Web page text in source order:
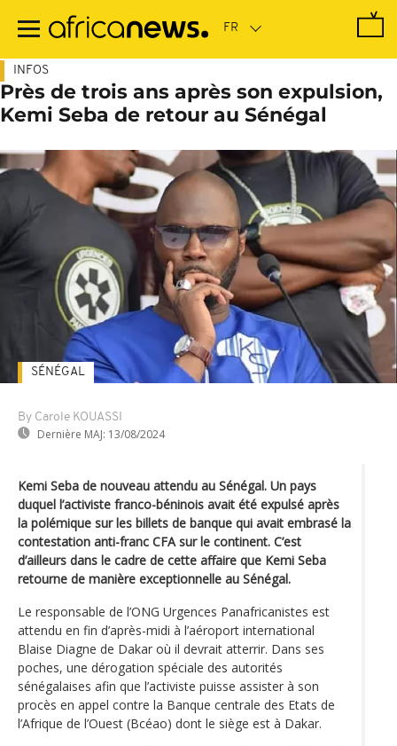
contenu
INFOS
Près de trois ans après son expulsion,
Kemi Seba de retour au Sénégal
By Carole KOUASSI
Dernière MAJ: 13/08/2024
SÉNÉGAL
Kemi Seba de nouveau attendu au Sénégal. Un pays
duquel l’activiste franco-béninois avait été expulsé après
la polémique sur les billets de banque qui avait embrasé la
contestation anti-franc CFA sur le continent. C’est
d’ailleurs dans le cadre de cette affaire que Kemi Seba
retourne de manière exceptionnelle au Sénégal.
Le responsable de l’ONG Urgences Panafricanistes est
attendu en fin d’après-midi à l’aéroport international
Blaise Diagne de Dakar où il devrait atterrir. Dans ses
poches, une dérogation spéciale des autorités
sénégalaises afin que l’activiste puisse assister à son
procès en appel contre la Banque centrale des Etats de
l’Afrique de l’Ouest (Bcéao) dont le siège est à Dakar.